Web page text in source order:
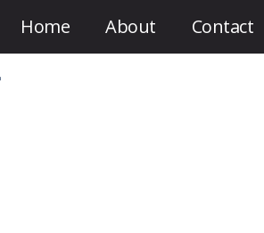
Home About Contact